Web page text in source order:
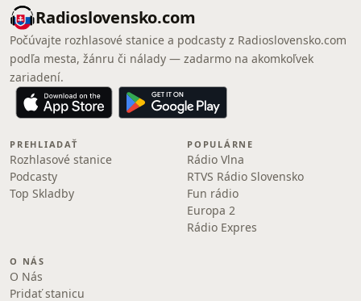
Radioslovensko.com
Počúvajte rozhlasové stanice a podcasty z Radioslovensko.com
podľa mesta, žánru či nálady — zadarmo na akomkoľvek
zariadení.
PREHLIADAŤ
Rozhlasové stanice
Podcasty
Top Skladby
POPULÁRNE
Rádio Vlna
RTVS Rádio Slovensko
Fun rádio
Europa 2
Rádio Expres
O NÁS
O Nás
Pridať stanicu